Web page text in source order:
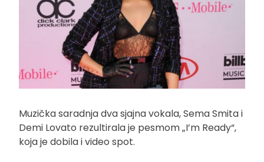
Muzička saradnja dva sjajna vokala, Sema Smita i
Demi Lovato rezultirala je pesmom „I’m Ready“,
koja je dobila i video spot.